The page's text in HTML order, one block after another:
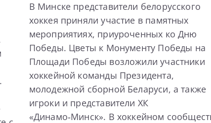
В Минске представители белорусского
хоккея приняли участие в памятных
мероприятиях, приуроченных ко Дню
Победы. Цветы к Монументу Победы на
Площади Победы возложили участники
хоккейной команды Президента,
молодежной сборной Беларуси, а также
игроки и представители ХК
«Динамо‑Минск». В хоккейном